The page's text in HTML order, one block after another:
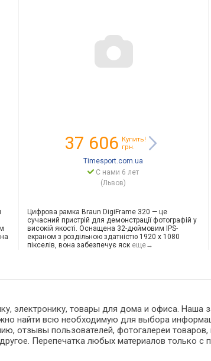
37 606 Купить!
грн.
Timesport.com.ua
С нами 6 лет
(Львов)
Цифрова рамка Braun DigiFrame 320 — це
сучасний пристрій для демонстрації фотографій у
високій якості. Оснащена 32-дюймовим IPS-
екраном з роздільною здатністю 1920 x 1080
пікселів, вона забезпечує яскеще→
электронику, товары для дома и офиса.
найти всю необходимую для выбора
отзывы пользователей, фотогалереи товаров,
Перепечатка любых материалов только с